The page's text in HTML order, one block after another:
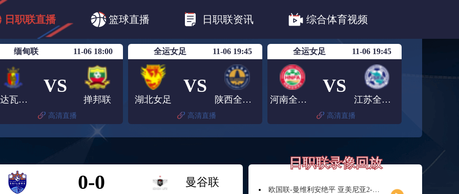
日职联直播 篮球直播 日职联资讯 综合体育视频
日职联 日职联FC东京
日职联广岛三箭
缅甸联 11-06 18:00
汉达瓦迪联
VS
掸邦联
高清直播
全运女足 11-06 19:45
湖北女足
VS
陕西全运女足
高清直播
全运女足 11-06 19:45
河南全运女足
VS
江苏全运女足
高清直播
0-0 曼谷联
日职联录像回放
欧国联-曼维利安绝平 亚美尼亚2-2法罗群岛